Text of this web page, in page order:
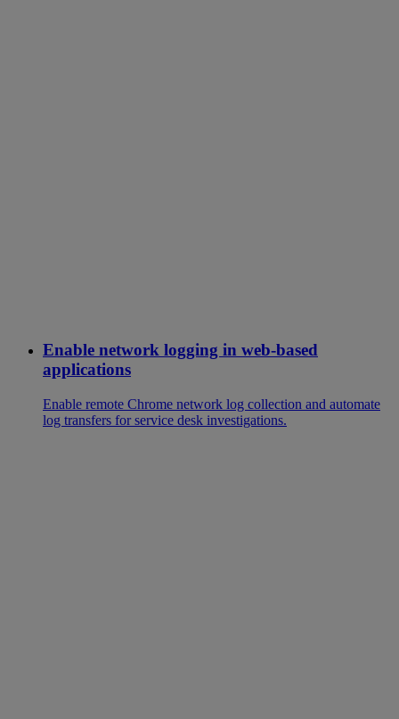
Enable network logging in web-based
applications
Enable remote Chrome network log collection and automate
log transfers for service desk investigations.